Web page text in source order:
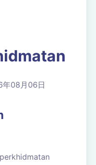
年08月06日